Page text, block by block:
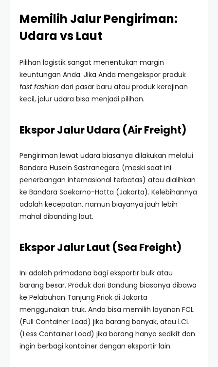
Memilih Jalur Pengiriman:
Udara vs Laut
Pilihan logistik sangat menentukan margin
keuntungan Anda. Jika Anda mengekspor produk
fast fashion dari pasar baru atau produk kerajinan
kecil, jalur udara bisa menjadi pilihan.
Ekspor Jalur Udara (Air Freight)
Pengiriman lewat udara biasanya dilakukan melalui
Bandara Husein Sastranegara (meski saat ini
penerbangan internasional terbatas) atau dialihkan
ke Bandara Soekarno-Hatta (Jakarta). Kelebihannya
adalah kecepatan, namun biayanya jauh lebih
mahal dibanding laut.
Ekspor Jalur Laut (Sea Freight)
Ini adalah primadona bagi eksportir bulk atau
barang besar. Produk dari Bandung biasanya dibawa
ke Pelabuhan Tanjung Priok di Jakarta
menggunakan truk. Anda bisa memilih layanan FCL
(Full Container Load) jika barang banyak, atau LCL
(Less Container Load) jika barang hanya sedikit dan
ingin berbagi kontainer dengan eksportir lain.